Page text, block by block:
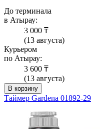
До терминала
в Атырау:
3 000 ₸
(13 августа)
Курьером
по Атырау:
3 600 ₸
(13 августа)
В корзину
Таймер Gardena 01892-29